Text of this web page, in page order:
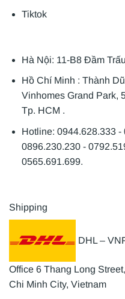
Tiktok
Hà Nội: 11-B8 Đầm
Hồ Chí Minh : Thành
Vinhomes Grand Park,
Tp. HCM .
Hotline: 0944.628.333
0896.230.230 -
0565.691.699.
Shipping
DHL –
Office 6 Thang Long
Chi Minh City, Vietnam